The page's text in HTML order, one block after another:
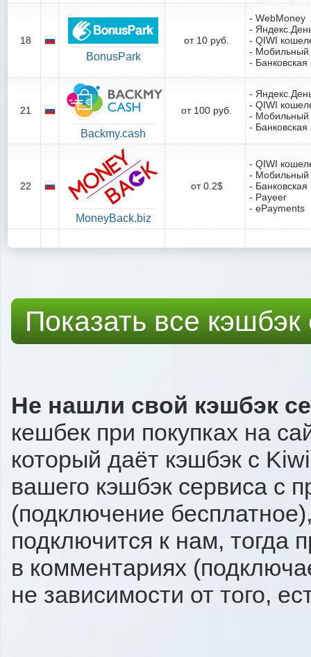
18
BonusPark
от 10 руб.
- WebMoney
-
- QIWI
- Мобильный
-
21
Backmy.cash
от 100 руб.
-
- QIWI
- Мобильный
-
22
MoneyBack.biz
от 0.2$
- QIWI
- Мобильный
-
- Payeer
- ePayments
Показать все
Не нашли свой кэшбэк
кешбек при покупках на
который даёт кэшбэк с
вашего кэшбэк сервиса с
(подключение
подключится к нам, тогда
в комментариях
не зависимости от того,